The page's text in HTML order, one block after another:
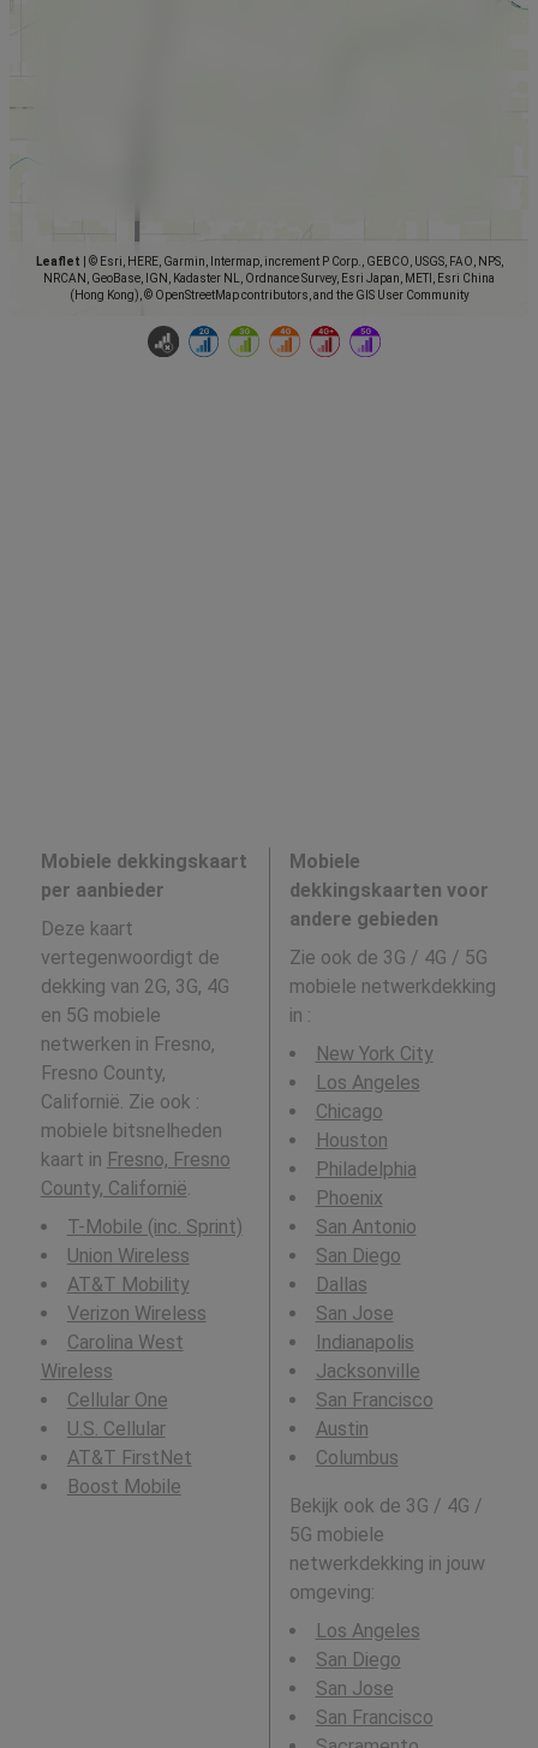
Leaflet
© Esri, HERE, Garmin, Intermap, increment P Corp., GEBCO, USGS, FAO, NPS,
NRCAN, GeoBase, IGN, Kadaster NL, Ordnance Survey, Esri Japan, METI, Esri China
(Hong Kong), © OpenStreetMap contributors, and the GIS User Community
Mobiele dekkingskaart
per aanbieder
Deze kaart
vertegenwoordigt de
dekking van 2G, 3G, 4G
en 5G mobiele
netwerken in Fresno,
Fresno County,
Californië. Zie ook :
mobiele bitsnelheden
kaart in Fresno, Fresno
County, Californië.
T-Mobile (inc. Sprint)
Union Wireless
AT&T Mobility
Verizon Wireless
Carolina West
Wireless
Cellular One
U.S. Cellular
AT&T FirstNet
Boost Mobile
Mobiele
dekkingskaarten voor
andere gebieden
Zie ook de 3G / 4G / 5G
mobiele netwerkdekking
in :
New York City
Los Angeles
Chicago
Houston
Philadelphia
Phoenix
San Antonio
San Diego
Dallas
San Jose
Indianapolis
Jacksonville
San Francisco
Austin
Columbus
Bekijk ook de 3G / 4G /
5G mobiele
netwerkdekking in jouw
omgeving:
Los Angeles
San Diego
San Jose
San Francisco